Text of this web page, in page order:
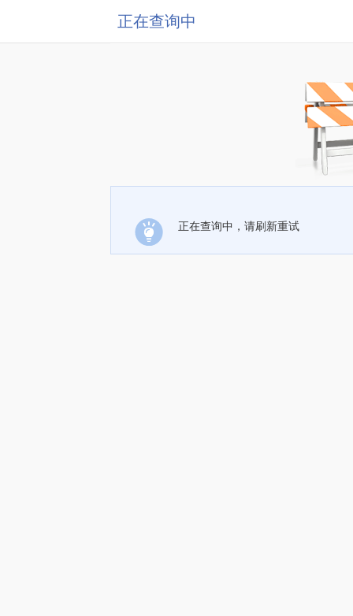
正在查询中
正在查询中，请刷新重试